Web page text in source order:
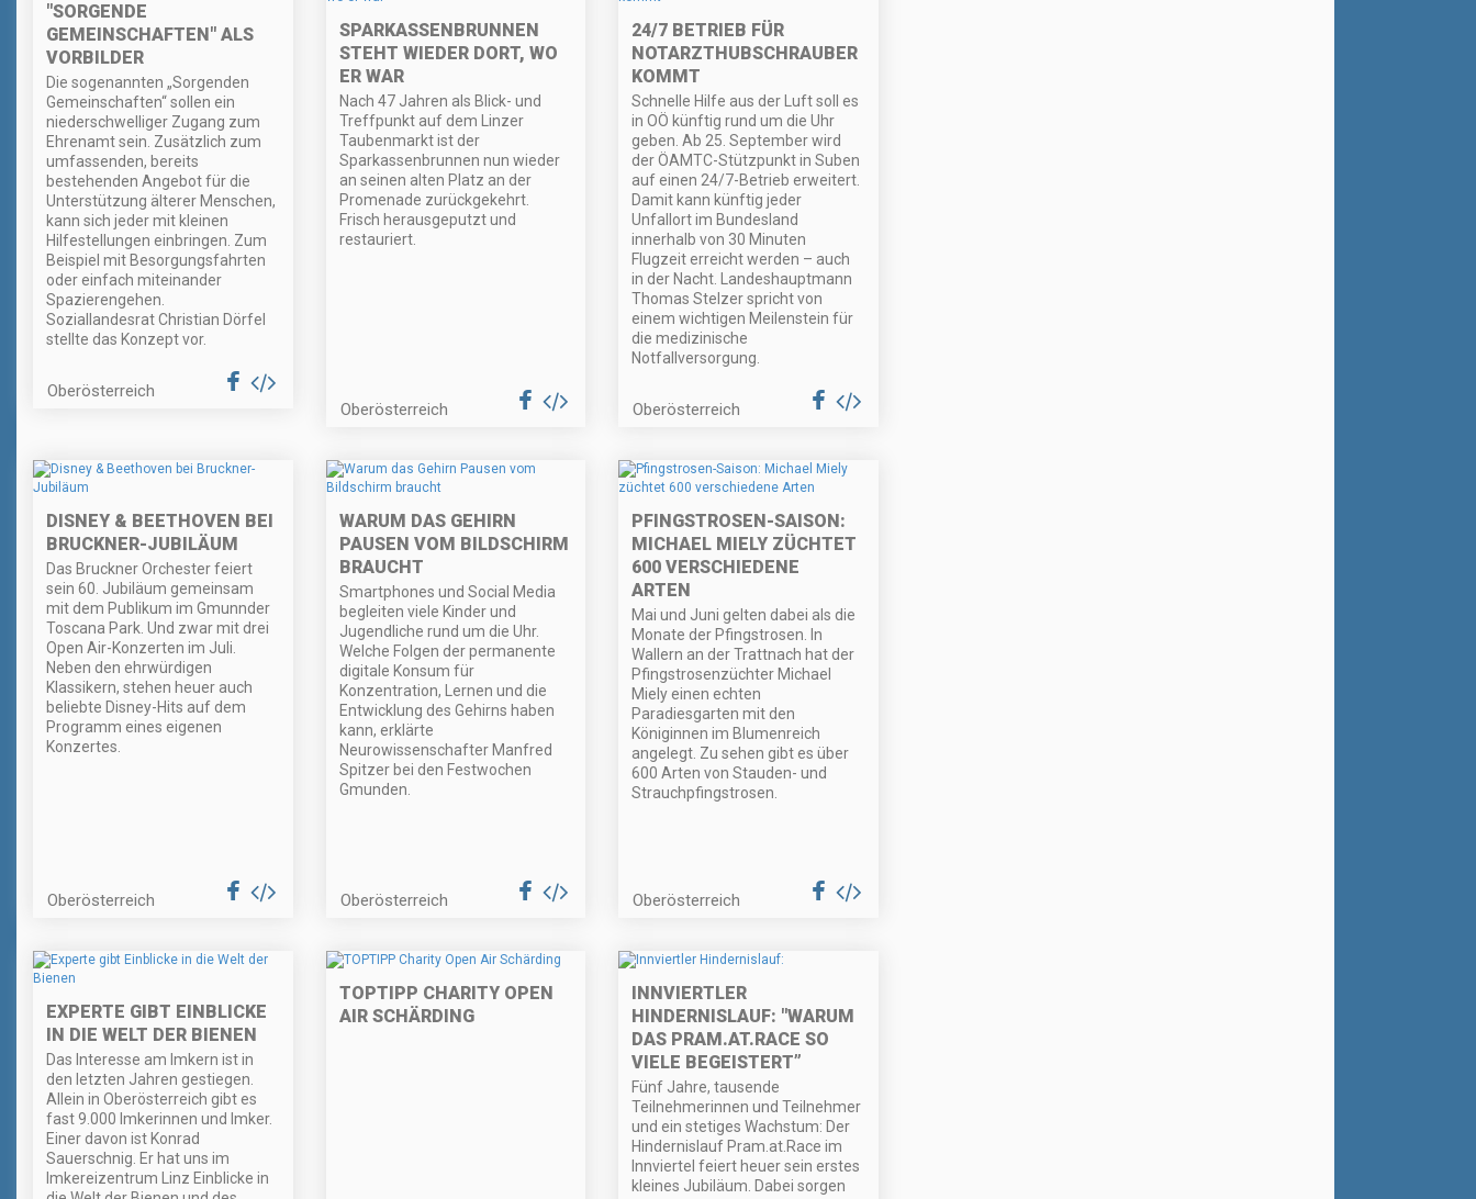
"SORGENDE
GEMEINSCHAFTEN" ALS
VORBILDER
Die sogenannten „Sorgenden
Gemeinschaften“ sollen ein
niederschwelliger Zugang zum
Ehrenamt sein. Zusätzlich zum
umfassenden, bereits
bestehenden Angebot für die
Unterstützung älterer Menschen,
kann sich jeder mit kleinen
Hilfestellungen einbringen. Zum
Beispiel mit Besorgungsfahrten
oder einfach miteinander
Spazierengehen.
Soziallandesrat Christian Dörfel
stellte das Konzept vor.
Oberösterreich
SPARKASSENBRUNNEN
STEHT WIEDER DORT, WO
ER WAR
Nach 47 Jahren als Blick- und
Treffpunkt auf dem Linzer
Taubenmarkt ist der
Sparkassenbrunnen nun wieder
an seinen alten Platz an der
Promenade zurückgekehrt.
Frisch herausgeputzt und
restauriert.
Oberösterreich
24/7 BETRIEB FÜR
NOTARZTHUBSCHRAUBER
KOMMT
Schnelle Hilfe aus der Luft soll es
in OÖ künftig rund um die Uhr
geben. Ab 25. September wird
der ÖAMTC-Stützpunkt in Suben
auf einen 24/7-Betrieb erweitert.
Damit kann künftig jeder
Unfallort im Bundesland
innerhalb von 30 Minuten
Flugzeit erreicht werden – auch
in der Nacht. Landeshauptmann
Thomas Stelzer spricht von
einem wichtigen Meilenstein für
die medizinische
Notfallversorgung.
Oberösterreich
DISNEY & BEETHOVEN BEI
BRUCKNER-JUBILÄUM
Das Bruckner Orchester feiert
sein 60. Jubiläum gemeinsam
mit dem Publikum im Gmunnder
Toscana Park. Und zwar mit drei
Open Air-Konzerten im Juli.
Neben den ehrwürdigen
Klassikern, stehen heuer auch
beliebte Disney-Hits auf dem
Programm eines eigenen
Konzertes.
Oberösterreich
WARUM DAS GEHIRN
PAUSEN VOM BILDSCHIRM
BRAUCHT
Smartphones und Social Media
begleiten viele Kinder und
Jugendliche rund um die Uhr.
Welche Folgen der permanente
digitale Konsum für
Konzentration, Lernen und die
Entwicklung des Gehirns haben
kann, erklärte
Neurowissenschafter Manfred
Spitzer bei den Festwochen
Gmunden.
Oberösterreich
PFINGSTROSEN-SAISON:
MICHAEL MIELY ZÜCHTET
600 VERSCHIEDENE
ARTEN
Mai und Juni gelten dabei als die
Monate der Pfingstrosen. In
Wallern an der Trattnach hat der
Pfingstrosenzüchter Michael
Miely einen echten
Paradiesgarten mit den
Königinnen im Blumenreich
angelegt. Zu sehen gibt es über
600 Arten von Stauden- und
Strauchpfingstrosen.
Oberösterreich
EXPERTE GIBT EINBLICKE
IN DIE WELT DER BIENEN
Das Interesse am Imkern ist in
den letzten Jahren gestiegen.
Allein in Oberösterreich gibt es
fast 9.000 Imkerinnen und Imker.
Einer davon ist Konrad
Sauerschnig. Er hat uns im
Imkereizentrum Linz Einblicke in
TOPTIPP CHARITY OPEN
AIR SCHÄRDING
INNVIERTLER
HINDERNISLAUF: "WARUM
DAS PRAM.AT.RACE SO
VIELE BEGEISTERT”
Fünf Jahre, tausende
Teilnehmerinnen und Teilnehmer
und ein stetiges Wachstum: Der
Hindernislauf Pram.at.Race im
Innviertel feiert heuer sein erstes
kleines Jubiläum. Dabei sorgen